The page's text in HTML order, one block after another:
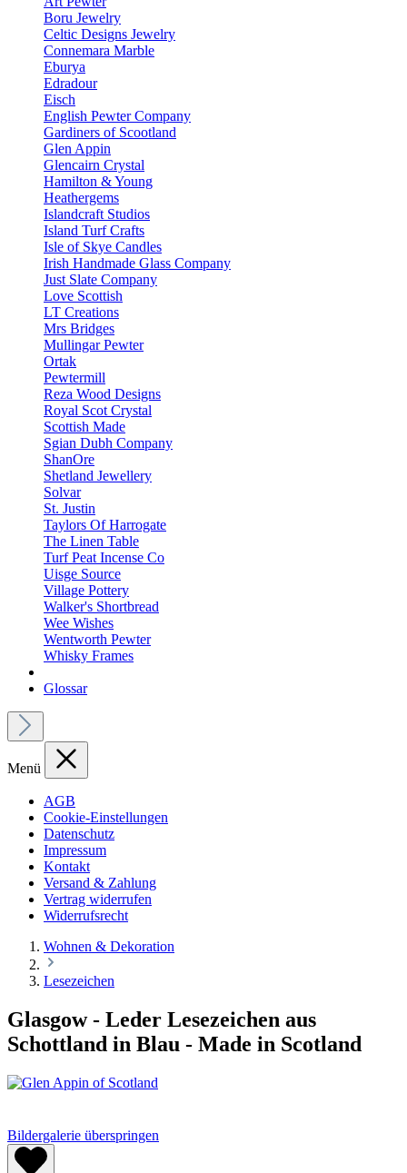
Boru Jewelry
Celtic Designs Jewelry
Connemara Marble
Eburya
Edradour
Eisch
English Pewter Company
Gardiners of Scootland
Glen Appin
Glencairn Crystal
Hamilton & Young
Heathergems
Islandcraft Studios
Island Turf Crafts
Isle of Skye Candles
Irish Handmade Glass Company
Just Slate Company
Love Scottish
LT Creations
Mrs Bridges
Mullingar Pewter
Ortak
Pewtermill
Reza Wood Designs
Royal Scot Crystal
Scottish Made
Sgian Dubh Company
ShanOre
Shetland Jewellery
Solvar
St. Justin
Taylors Of Harrogate
The Linen Table
Turf Peat Incense Co
Uisge Source
Village Pottery
Walker's Shortbread
Wee Wishes
Wentworth Pewter
Whisky Frames
Glossar
Menü
AGB
Cookie-Einstellungen
Datenschutz
Impressum
Kontakt
Versand & Zahlung
Vertrag widerrufen
Widerrufsrecht
Wohnen & Dekoration
Lesezeichen
Glasgow - Leder Lesezeichen aus
Schottland in Blau - Made in Scotland
Bildergalerie überspringen